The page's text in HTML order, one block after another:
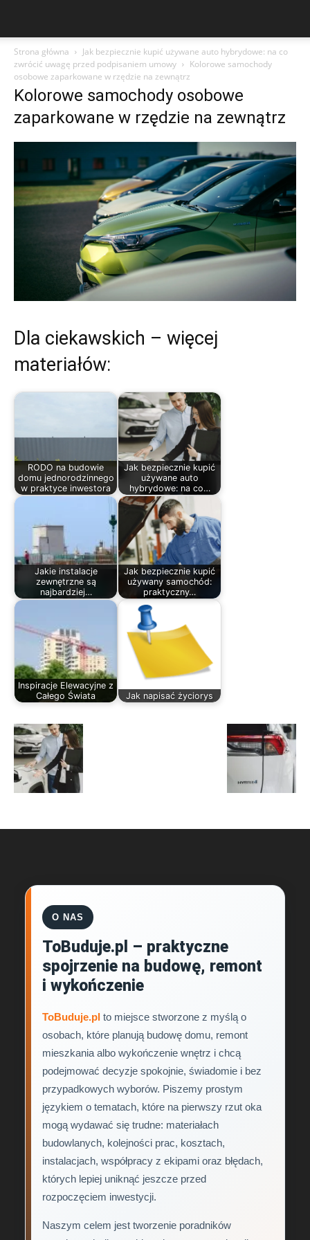
Strona główna
Jak bezpiecznie kupić używane auto hybrydowe: na co
zwrócić uwagę przed podpisaniem umowy
Kolorowe samochody
osobowe zaparkowane w rzędzie na zewnątrz
Kolorowe samochody osobowe
zaparkowane w rzędzie na zewnątrz
Dla ciekawskich – więcej
materiałów:
RODO na budowie
domu jednorodzinnego
w praktyce inwestora
Jak bezpiecznie kupić
używane auto
hybrydowe: na co…
Jakie instalacje
zewnętrzne są
najbardziej…
Jak bezpiecznie kupić
używany samochód:
praktyczny…
Inspiracje Elewacyjne z
Całego Świata
Jak napisać życiorys
O NAS
ToBuduje.pl – praktyczne
spojrzenie na budowę, remont
i wykończenie
ToBuduje.pl to miejsce stworzone z myślą o
osobach, które planują budowę domu, remont
mieszkania albo wykończenie wnętrz i chcą
podejmować decyzje spokojnie, świadomie i bez
przypadkowych wyborów. Piszemy prostym
językiem o tematach, które na pierwszy rzut oka
mogą wydawać się trudne: materiałach
budowlanych, kolejności prac, kosztach,
instalacjach, współpracy z ekipami oraz błędach,
których lepiej uniknąć jeszcze przed
rozpoczęciem inwestycji.
Naszym celem jest tworzenie poradników